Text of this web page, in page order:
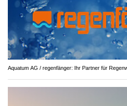
Aquatum AG / regenfänger: Ihr Partner für